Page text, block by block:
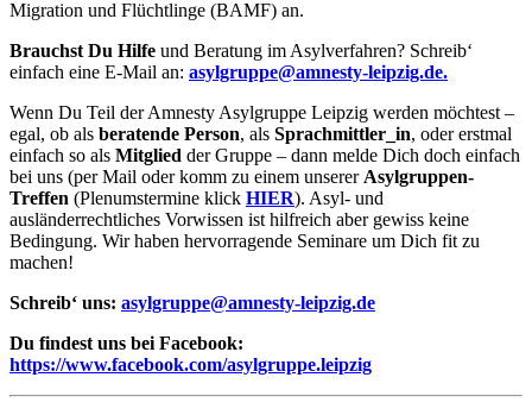
Migration und Flüchtlinge (BAMF) an.
Brauchst Du Hilfe und Beratung im Asylverfahren? Schreib‘
einfach eine E-Mail an: asylgruppe@amnesty-leipzig.de.
Wenn Du Teil der Amnesty Asylgruppe Leipzig werden möchtest –
egal, ob als beratende Person, als Sprachmittler_in, oder erstmal
einfach so als Mitglied der Gruppe – dann melde Dich doch einfach
bei uns (per Mail oder komm zu einem unserer Asylgruppen-
Treffen (Plenumstermine klick HIER). Asyl- und
ausländerrechtliches Vorwissen ist hilfreich aber gewiss keine
Bedingung. Wir haben hervorragende Seminare um Dich fit zu
machen!
Schreib‘ uns: asylgruppe@amnesty-leipzig.de
Du findest uns bei Facebook:
https://www.facebook.com/asylgruppe.leipzig